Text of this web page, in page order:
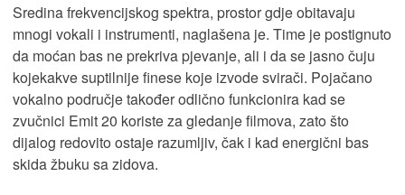
Sredina frekvencijskog spektra, prostor gdje obitavaju
mnogi vokali i instrumenti, naglašena je. Time je postignuto
da moćan bas ne prekriva pjevanje, ali i da se jasno čuju
kojekakve suptilnije finese koje izvode svirači. Pojačano
vokalno područje također odlično funkcionira kad se
zvučnici Emit 20 koriste za gledanje filmova, zato što
dijalog redovito ostaje razumljiv, čak i kad energični bas
skida žbuku sa zidova.